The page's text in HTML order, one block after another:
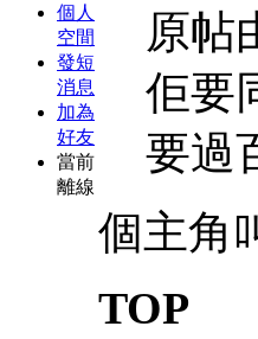
個人
空間
發短
消息
加為
好友
當前
離線
原帖
佢要
要過
個主角
TOP